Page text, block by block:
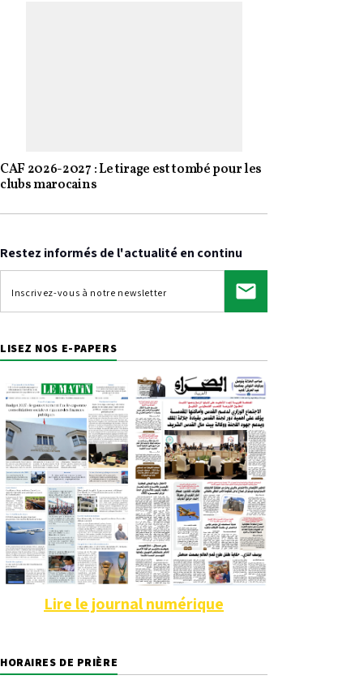
CAF 2026-2027 : Le tirage est tombé pour les
clubs marocains
Restez informés de l'actualité en continu
LISEZ NOS E-PAPERS
Lire le journal numérique
HORAIRES DE PRIÈRE